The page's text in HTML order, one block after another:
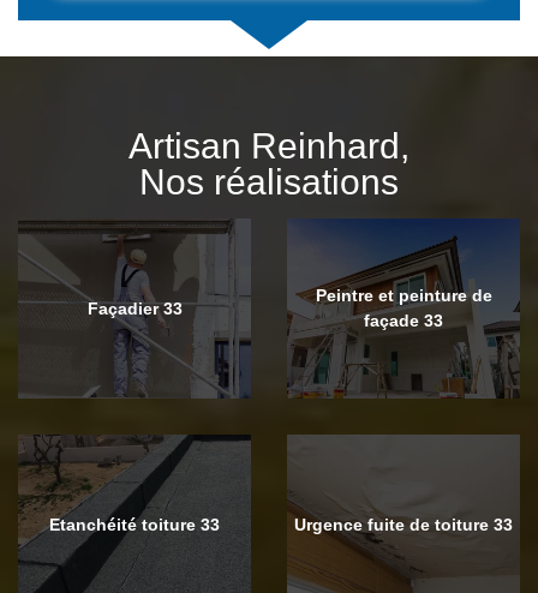
Artisan Reinhard,
Nos réalisations
Façadier 33
Peintre et peinture de
façade 33
Etanchéité toiture 33 Urgence fuite de toiture 33